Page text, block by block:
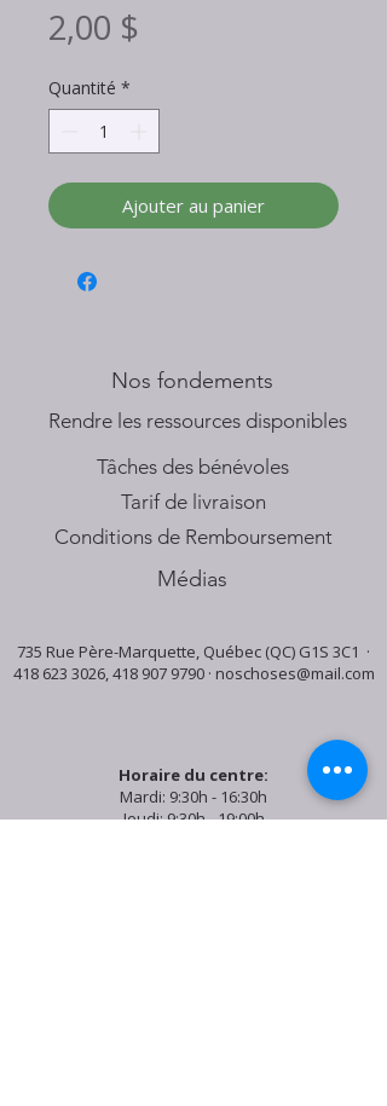
2,00 $
Quantité *
Ajouter au panier
Nos fondements
​Rendre les ressources disponibles
Tâches des bénévoles
Tarif de livraison
Conditions de Remboursement
Médias
735 Rue Père-Marquette, Québec (QC) G1S 3C1 ·
418 623 3026,418 907 9790· noschoses@mail.com
Horaire du centre:
Mardi: 9:30h - 16:30h
Jeudi: 9:30h - 19:00h